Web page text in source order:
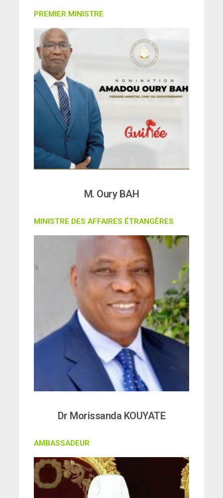
PREMIER MINISTRE
M. Oury BAH
MINISTRE DES AFFAIRES ÉTRANGÈRES
Dr Morissanda KOUYATE
AMBASSADEUR